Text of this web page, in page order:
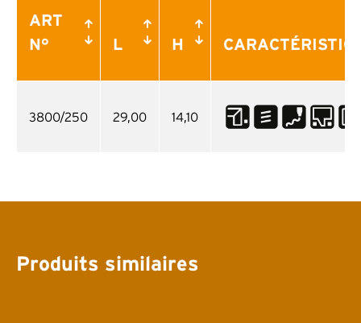
ART
N°
L H
3800/250 29,00 14,10
Produits similaires